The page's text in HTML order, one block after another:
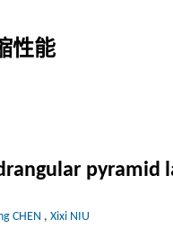
性能
CHEN , Xixi NIU